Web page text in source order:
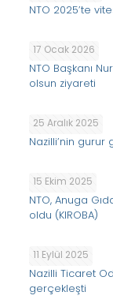
NTO 2025’te
17 Ocak 2026
NTO Başkanı
olsun ziyareti
25 Aralık 2025
Nazilli’nin gurur
15 Ekim 2025
NTO, Anuga
oldu (KIROBA)
11 Eylül 2025
Nazilli Ticaret
gerçekleşti